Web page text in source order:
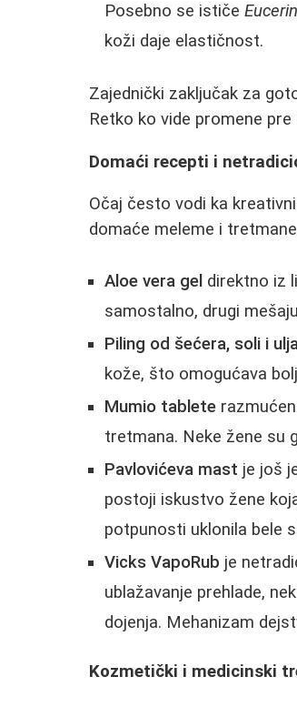
Posebno se ističe
koži daje elastičnost.
Zajednički zaključak za
Retko ko vide promene
Domaći recepti i
Očaj često vodi ka
domaće meleme i
Aloe vera gel direktno iz
samostalno, drugi
Piling od šećera, soli i
kože, što omogućava
Mumio tablete
tretmana. Neke žene su
Pavlovićeva mast je još
postoji iskustvo žene
potpunosti uklonila bele
Vicks VapoRub je
ublažavanje prehlade,
dojenja. Mehanizam
Kozmetički i medicinski